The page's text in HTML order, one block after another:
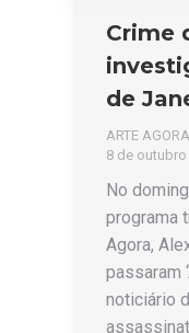
Crime
de
ARTE AGORA
8 de outubro
No
programa
Agora,
passaram
noticiário